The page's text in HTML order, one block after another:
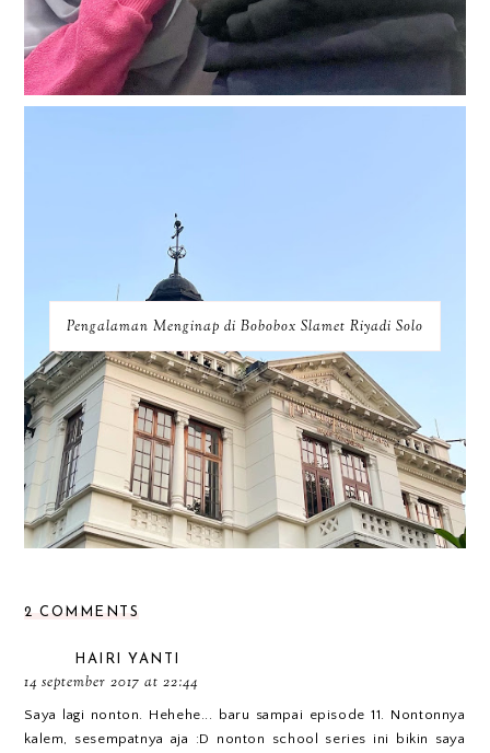
Pengalaman Menginap di Bobobox Slamet Riyadi Solo
2 COMMENTS
HAIRI YANTI
14 september 2017 at 22:44
Saya lagi nonton. Hehehe... baru sampai episode 11. Nontonnya
kalem, sesempatnya aja :D nonton school series ini bikin saya